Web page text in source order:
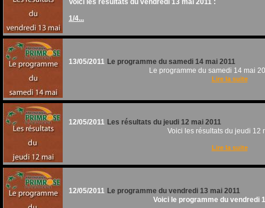
Voici les résultats du vendredi 13 mai 2011 :
1/4...
13/05/2011 Le programme du samedi 14 mai 2011
Le programme du samedi 14 mai
Lire la suite
12/05/2011 Les résultats du jeudi 12 mai 2011
Voici les résultats du jeudi 12
Lire la suite
12/05/2011 Le programme du vendredi 13 mai 2011
Voici le programme du vendredi